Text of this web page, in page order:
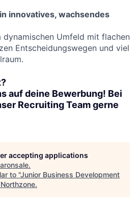
innovatives, wachsendes
dynamischen Umfeld mit flachen
Entscheidungswegen und viel
auf deine Bewerbung! Bei
Recruiting Team gerne
accepting applications
.
to "Junior Business Development
Northzone.